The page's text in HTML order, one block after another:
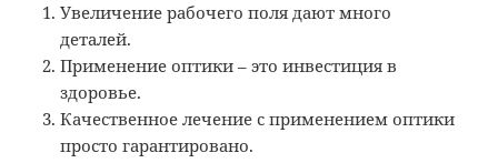
Увеличение рабочего поля дают много
деталей.
Применение оптики – это инвестиция в
здоровье.
Качественное лечение с применением оптики
просто гарантировано.